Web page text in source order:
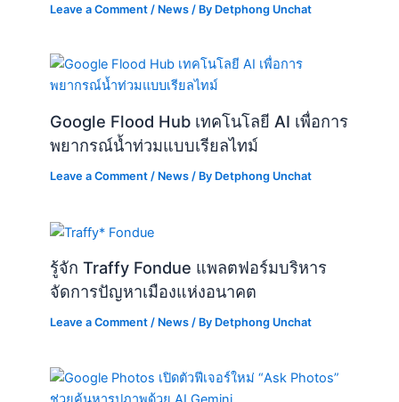
Leave a Comment / News / By Detphong Unchat
Google Flood Hub เทคโนโลยี AI เพื่อการ
พยากรณ์น้ำท่วมแบบเรียลไทม์
Leave a Comment / News / By Detphong Unchat
รู้จัก Traffy Fondue แพลตฟอร์มบริหาร
จัดการปัญหาเมืองแห่งอนาคต
Leave a Comment / News / By Detphong Unchat